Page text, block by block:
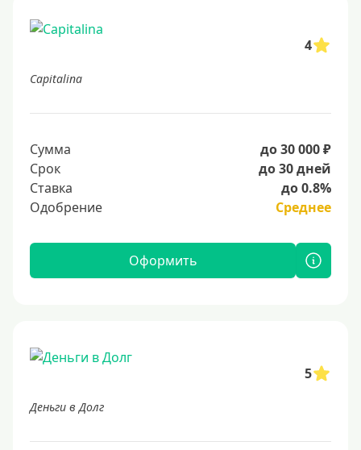
4
Capitalina
Сумма
до 30 000 ₽
Срок
до 30 дней
Ставка
до 0.8%
Одобрение
Среднее
Оформить
5
Деньги в Долг